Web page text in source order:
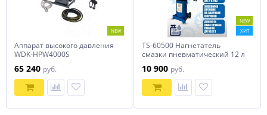
NEW
Аппарат высокого давления
WDK-HPW4000S
65 240 руб.
NEW
ХИТ
TS-60500 Нагнетатель
смазки пневматический 12 л
10 900 руб.